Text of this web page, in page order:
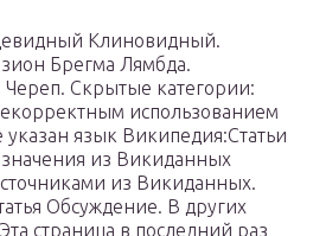
Клиновидный.
Брегма Лямбда.
Череп. Скрытые категории:
использованием
язык Википедия:Статьи
из Викиданных
из Викиданных.
Обсуждение. В других
страница в последний раз